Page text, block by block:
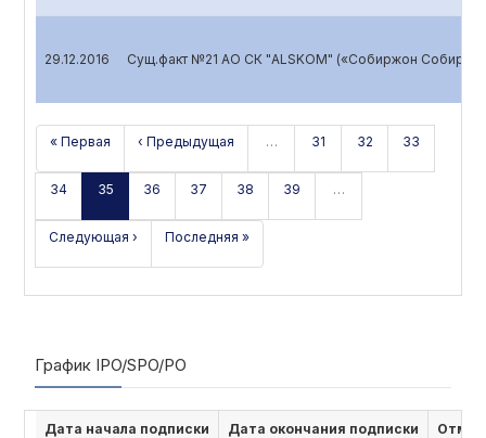
29.12.2016 Сущ.факт №21 АО СК "ALSKOM" («Собиржон
« Первая ‹ Предыдущая … 31 32 33
34 35 36 37 38 39 …
Следующая › Последняя »
График IPO/SPO/PO
Дата начала подписки Дата окончания подписки